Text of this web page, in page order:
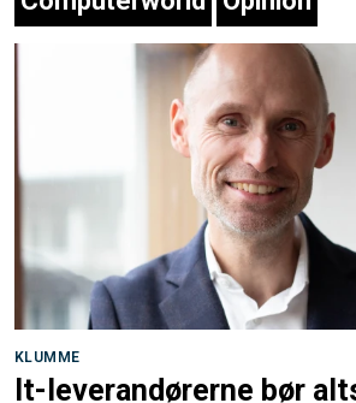
KLUMME
It-leverandørerne bør